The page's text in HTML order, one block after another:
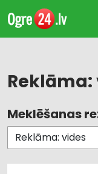
Visas nozares
Reklāma
Meklēšanas